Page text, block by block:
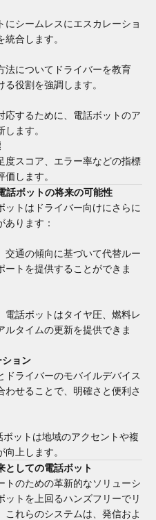
シームレスにエスカレーショ
合します。
法についてドライバーを教育
役割を強調します。
応するために、電話ボットのア
ます。
度スコア、エラー率などの指標
します。
話ボットの将来の可能性
トはドライバー向けにさらに
ります：
交通の傾向に基づいて代替ルー
ートを提供することができま
電話ボットはタイヤ圧、燃料レ
タイムの更新を提供できま
ョン
ライバーのモバイルデバイス
せることで、明確さと便利さ
ットは地域のアクセントや複
上します。
としての電話ボット
トのための革新的なソリューシ
ットを上回るハンズフリーでリ
れらのシステムは、発信およ